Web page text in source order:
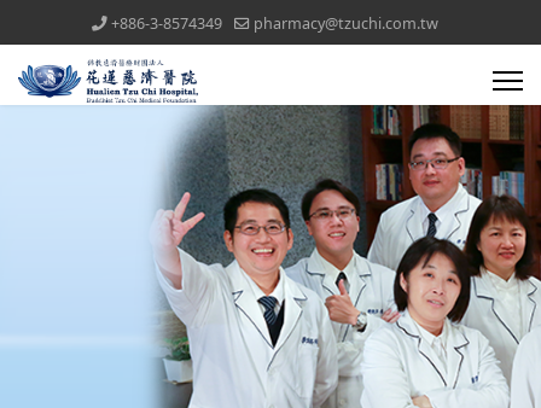
+886-3-8574349 pharmacy@tzuchi.com.tw